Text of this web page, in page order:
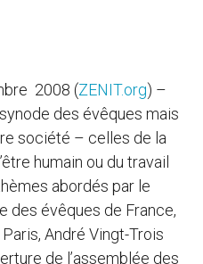
2008 (ZENIT.org) –
des évêques mais
société – celles de la
humain ou du travail
abordés par le
des évêques de France,
André Vingt-Trois
de l’assemblée des